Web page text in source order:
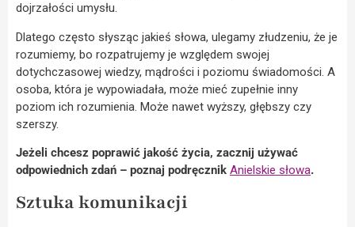
dojrzałości umysłu.
Dlatego często słysząc jakieś słowa, ulegamy złudzeniu, że je
rozumiemy, bo rozpatrujemy je względem swojej
dotychczasowej wiedzy, mądrości i poziomu świadomości. A
osoba, która je wypowiadała, może mieć zupełnie inny
poziom ich rozumienia. Może nawet wyższy, głębszy czy
szerszy.
Jeżeli chcesz poprawić jakość życia, zacznij używać
odpowiednich zdań – poznaj podręcznik Anielskie słowa.
Sztuka komunikacji